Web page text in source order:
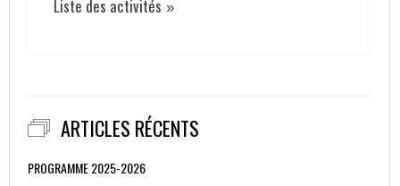
Liste des activités »
ARTICLES RÉCENTS
PROGRAMME 2025-2026